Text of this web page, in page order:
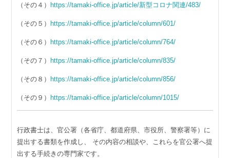
（その４） https://tamaki-office.jp/article/新型コロナ関連/483/
（その５） https://tamaki-office.jp/article/column/601/
（その６） https://tamaki-office.jp/article/column/764/
（その７） https://tamaki-office.jp/article/column/835/
（その８） https://tamaki-office.jp/article/column/856/
（その９） https://tamaki-office.jp/article/column/1015/
行政書士は、官公署（各省庁、都道府県、市役所、警察署等）に
提出する書類を作成し、 その内容の相談や、これらを官公署へ提
出する手続きの専門家です。